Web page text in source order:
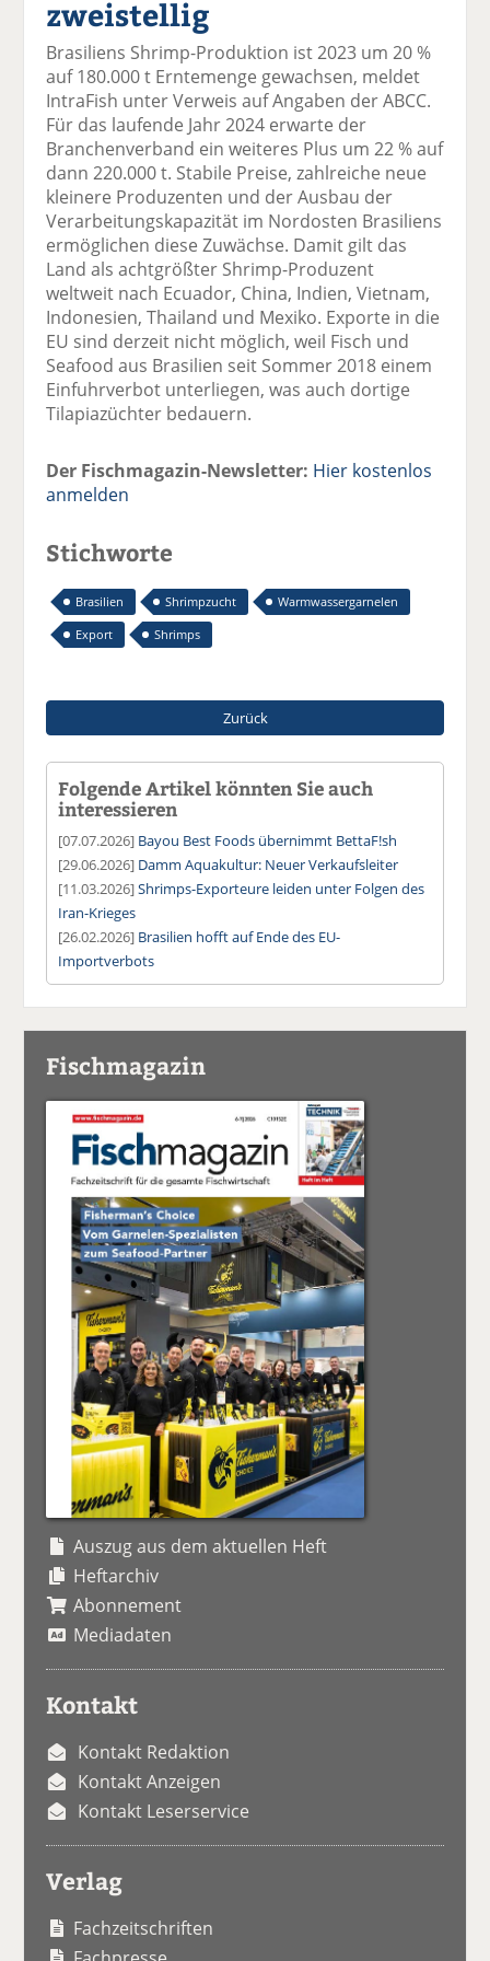
uf
F
ac
e
b
o
o
k
te
il
e
n
wi
tt
er
n
uf
Li
n
e
di
n
te
il
n
er
E
m
l
v
se
n
e
n
ru
e
zweistellig
Brasiliens Shrimp-Produktion ist 2023 um 20 %
auf 180.000 t Erntemenge gewachsen, meldet
IntraFish unter Verweis auf Angaben der ABCC.
Für das laufende Jahr 2024 erwarte der
Branchenverband ein weiteres Plus um 22 % auf
dann 220.000 t. Stabile Preise, zahlreiche neue
kleinere Produzenten und der Ausbau der
Verarbeitungskapazität im Nordosten Brasiliens
ermöglichen diese Zuwächse. Damit gilt das
Land als achtgrößter Shrimp-Produzent
weltweit nach Ecuador, China, Indien, Vietnam,
Indonesien, Thailand und Mexiko. Exporte in die
EU sind derzeit nicht möglich, weil Fisch und
Seafood aus Brasilien seit Sommer 2018 einem
Einfuhrverbot unterliegen, was auch dortige
Tilapiazüchter bedauern.
Der Fischmagazin-Newsletter: Hier kostenlos
anmelden
Stichworte
Brasilien Shrimpzucht
Warmwassergarnelen
Export
Shrimps
Zurück
Folgende Artikel könnten Sie auch
interessieren
[07.07.2026] Bayou Best Foods übernimmt BettaF!sh
[29.06.2026] Damm Aquakultur: Neuer Verkaufsleiter
[11.03.2026]Shrimps-Exporteure leiden unter Folgen des
Iran-Krieges
[26.02.2026] Brasilien hofft auf Ende des EU-
Importverbots
Fischmagazin
Auszug aus dem aktuellen Heft
Heftarchiv
Abonnement
Mediadaten
Kontakt
Kontakt Redaktion
Kontakt Anzeigen
Kontakt Leserservice
Verlag
Fachzeitschriften